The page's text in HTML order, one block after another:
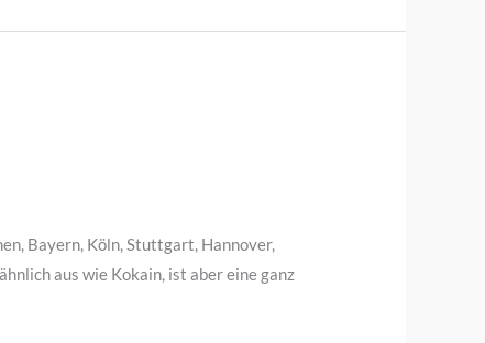
Bayern, Köln, Stuttgart, Hannover,
aus wie Kokain, ist aber eine ganz